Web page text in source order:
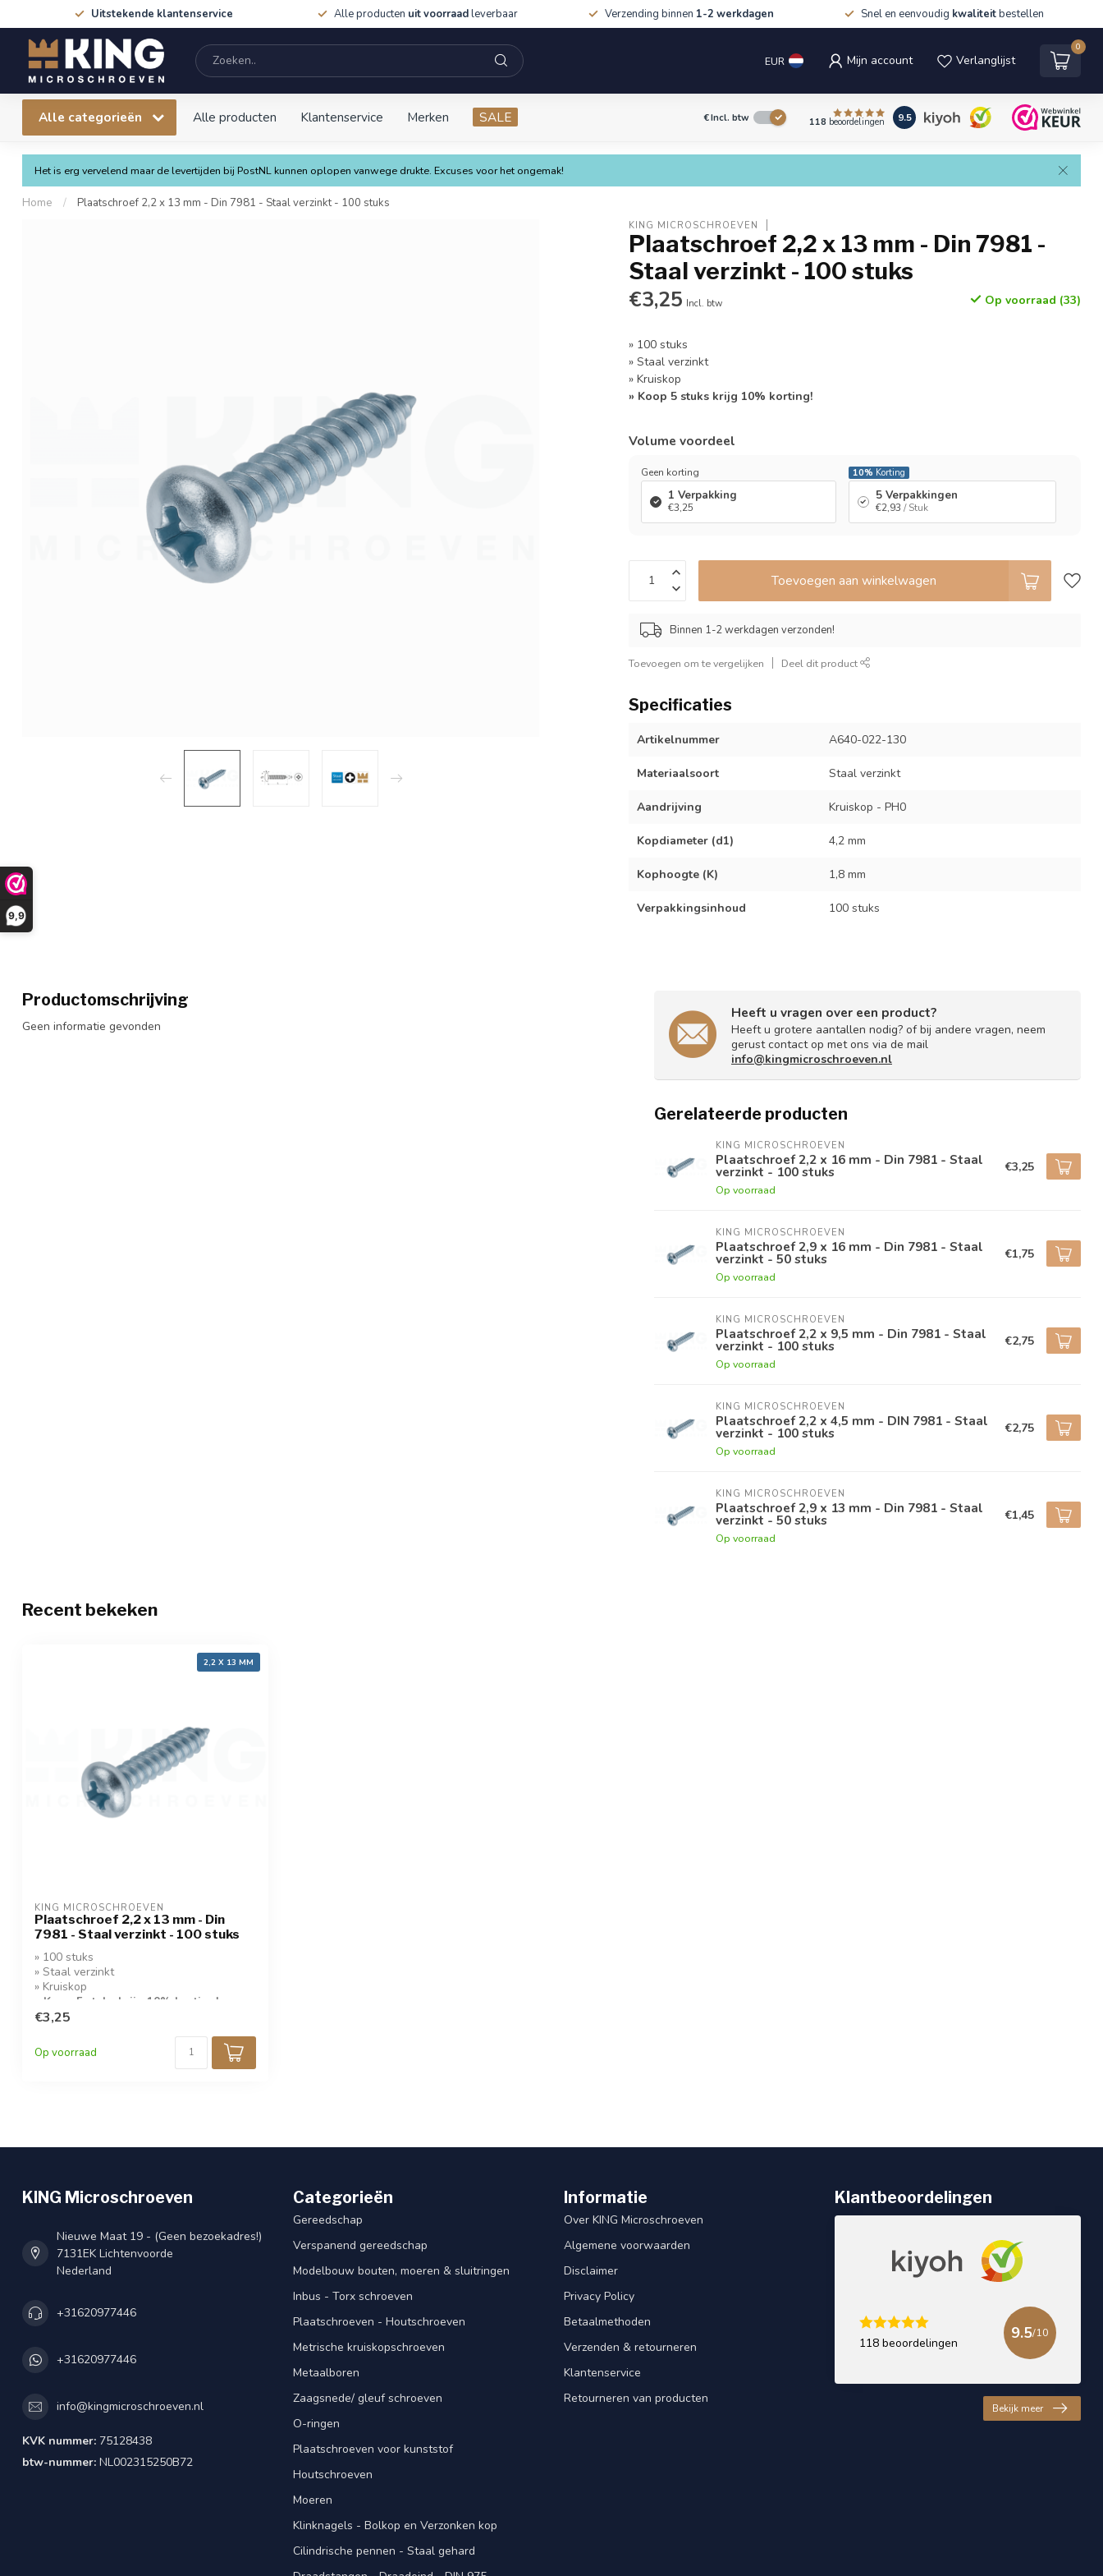
9,9
Uitstekende klantenservice Alle producten uit voorraadleverbaar Verzending binnen 1-2 werkdagen Snel en eenvoudig kwaliteitbestellen
EUR Mijn account Verlanglijst
0
Alle categorieën Alle producten Klantenservice Merken SALE €Incl. btw 118 beoordelingen 9.5
Het is erg vervelend maar de levertijden bij PostNL kunnen oplopen vanwege drukte. Excuses voor het ongemak!
Home / Plaatschroef 2,2 x 13 mm - Din 7981 - Staal verzinkt - 100 stuks
KING MICROSCHROEVEN
Plaatschroef 2,2 x 13 mm - Din 7981 -
Staal verzinkt - 100 stuks
€3,25 Incl. btw Op voorraad (33)
» 100 stuks
» Staal verzinkt
» Kruiskop
» Koop 5 stuks krijg 10% korting!
Volume voordeel
Geen korting
1 Verpakking
€3,25
10% Korting
5 Verpakkingen
€2,93 / Stuk
Toevoegen aan winkelwagen
Binnen 1-2 werkdagen verzonden!
Toevoegen om te vergelijken Deel dit product
Specificaties
Artikelnummer A640-022-130
Materiaalsoort Staal verzinkt
Aandrijving Kruiskop - PH0
Kopdiameter (d1) 4,2 mm
Kophoogte (K) 1,8 mm
Verpakkingsinhoud 100 stuks
Productomschrijving
Geen informatie gevonden
Heeft u vragen over een product?
Heeft u grotere aantallen nodig? of bij andere vragen, neem
gerust contact op met ons via de mail
info@kingmicroschroeven.nl
Gerelateerde producten
KING MICROSCHROEVEN
Plaatschroef 2,2 x 16 mm - Din 7981 - Staal
verzinkt - 100 stuks
Op voorraad
€3,25
KING MICROSCHROEVEN
Plaatschroef 2,9 x 16 mm - Din 7981 - Staal
verzinkt - 50 stuks
Op voorraad
€1,75
KING MICROSCHROEVEN
Plaatschroef 2,2 x 9,5 mm - Din 7981 - Staal
verzinkt - 100 stuks
Op voorraad
€2,75
KING MICROSCHROEVEN
Plaatschroef 2,2 x 4,5 mm - DIN 7981 - Staal
verzinkt - 100 stuks
Op voorraad
€2,75
KING MICROSCHROEVEN
Plaatschroef 2,9 x 13 mm - Din 7981 - Staal
verzinkt - 50 stuks
Op voorraad
€1,45
Recent bekeken
2,2 X 13 MM
KING MICROSCHROEVEN
Plaatschroef 2,2 x 13 mm - Din
7981 - Staal verzinkt - 100 stuks
» 100 stuks
» Staal verzinkt
» Kruiskop
» Koop 5 stuks krijg 10% korting!
€3,25
Op voorraad
KING Microschroeven
Nieuwe Maat 19 - (Geen bezoekadres!)
7131EK Lichtenvoorde
Nederland
+31620977446
+31620977446
info@kingmicroschroeven.nl
KVK nummer: 75128438
btw-nummer: NL002315250B72
Categorieën
Gereedschap
Verspanend gereedschap
Modelbouw bouten, moeren & sluitringen
Inbus - Torx schroeven
Plaatschroeven - Houtschroeven
Metrische kruiskopschroeven
Metaalboren
Zaagsnede/ gleuf schroeven
O-ringen
Plaatschroeven voor kunststof
Houtschroeven
Moeren
Klinknagels - Bolkop en Verzonken kop
Cilindrische pennen - Staal gehard
Informatie
Over KING Microschroeven
Algemene voorwaarden
Disclaimer
Privacy Policy
Betaalmethoden
Verzenden & retourneren
Klantenservice
Retourneren van producten
Klantbeoordelingen
118 beoordelingen
9.5/10
Bekijk meer